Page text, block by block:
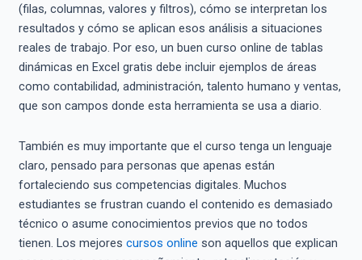
(filas, columnas, valores y filtros), cómo se interpretan los
resultados y cómo se aplican esos análisis a situaciones
reales de trabajo. Por eso, un buen curso online de tablas
dinámicas en Excel gratis debe incluir ejemplos de áreas
como contabilidad, administración, talento humano y ventas,
que son campos donde esta herramienta se usa a diario.
También es muy importante que el curso tenga un lenguaje
claro, pensado para personas que apenas están
fortaleciendo sus competencias digitales. Muchos
estudiantes se frustran cuando el contenido es demasiado
técnico o asume conocimientos previos que no todos
tienen. Los mejores cursos online son aquellos que explican